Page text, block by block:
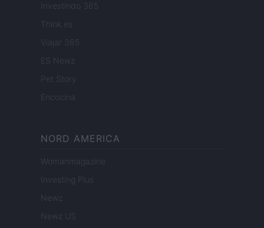
Investindo 365
Think.es
Viajar 365
ES Newz
Pet Story
Encocina
NORD AMERICA
Womanmagazine
Investing Plus
Newz
Newz US